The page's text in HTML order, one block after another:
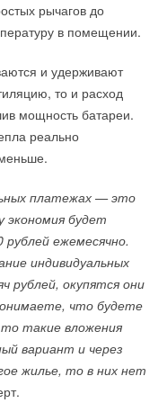
рычагов до
в помещении.
и удерживают
то и расход
мощность батареи.
реально
платежах — это
экономия будет
ежемесячно.
индивидуальных
рублей, окупятся они
что будете
такие вложения
вариант и через
жилье, то в них нет